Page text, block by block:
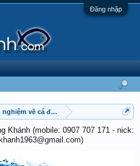
Đăng nhập
về cá đá - cá chọi
Khánh (mobile: 0907 707 171 - nick: